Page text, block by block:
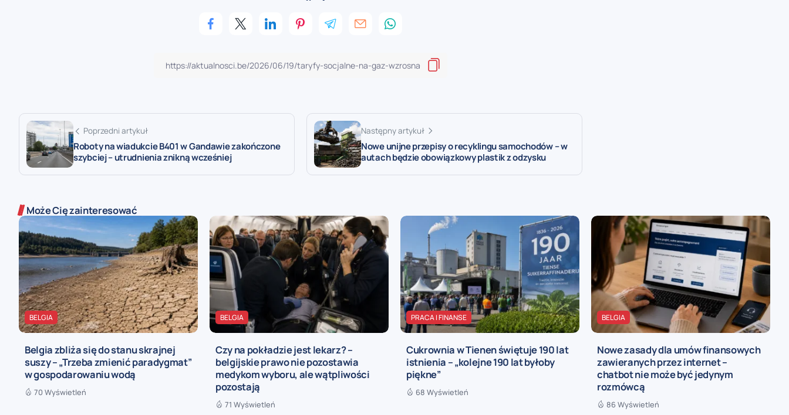
Poprzedni artykuł
Roboty na wiadukcie B401 w Gandawie zakończone
szybciej – utrudnienia znikną wcześniej
Następny artykuł
Nowe unijne przepisy o recyklingu samochodów – w
autach będzie obowiązkowy plastik z odzysku
Może Cię zainteresować
BELGIA
Belgia zbliża się do stanu skrajnej
suszy – „Trzeba zmienić paradygmat”
w gospodarowaniu wodą
70 Wyświetleń
BELGIA
Czy na pokładzie jest lekarz? –
belgijskie prawo nie pozostawia
medykom wyboru, ale wątpliwości
pozostają
71 Wyświetleń
PRACA I FINANSE
Cukrownia w Tienen świętuje 190 lat
istnienia – „kolejne 190 lat byłoby
piękne”
68 Wyświetleń
BELGIA
Nowe zasady dla umów finansowych
zawieranych przez internet –
chatbot nie może być jedynym
rozmówcą
86 Wyświetleń